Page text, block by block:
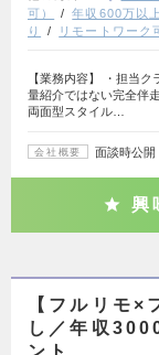
可）
年収600万以上
り
リモートワーク
【業務内容】 ・担当
量紹介ではない完全伴
両面型スタイル…
会社概要 面談時公開
興
【フルリモ
し／年収
ント